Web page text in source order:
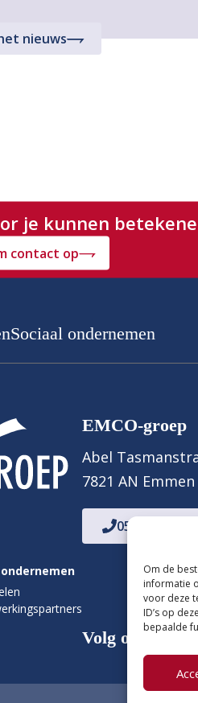
Om de
informatie
voor deze
ID’s op
bepaalde
nieuws
je kunnen
contact op
Sociaal ondernemen
EMCO-groep
Abel
7821 AN Emmen
0591 - 636
Volg ons